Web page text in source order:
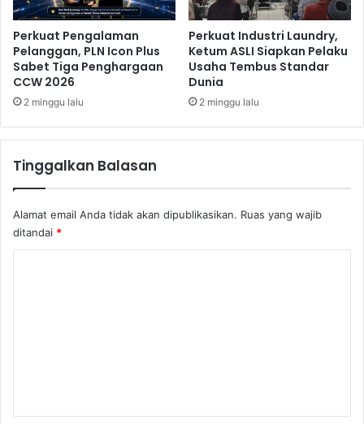
g
a
n
k
e
p
O
J
d
a
k
a
n
P
e
n
i
g
n
a
I
Perkuat Pengalaman
Pelanggan, PLN Icon Plus
Sabet Tiga Penghargaan
CCW 2026
2 minggu lalu
Perkuat Industri Laundry,
Ketum ASLI Siapkan Pelaku
Usaha Tembus Standar
Dunia
2 minggu lalu
Tinggalkan Balasan
Alamat email Anda tidak akan dipublikasikan. Ruas yang wajib
ditandai *